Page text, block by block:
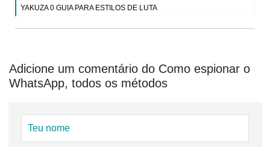
YAKUZA 0 GUIA PARA ESTILOS DE LUTA
Adicione um comentário do Como espionar o
WhatsApp, todos os métodos